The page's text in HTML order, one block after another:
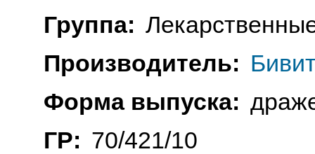
Группа:
Производитель:
Форма выпуска:
ГР: 70/421/10